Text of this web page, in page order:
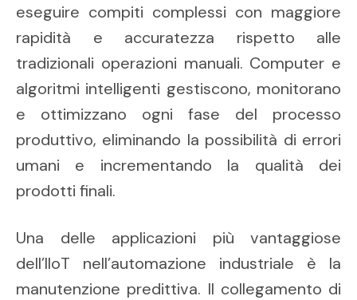
eseguire compiti complessi con maggiore
rapidità e accuratezza rispetto alle
tradizionali operazioni manuali. Computer e
algoritmi intelligenti gestiscono, monitorano
e ottimizzano ogni fase del processo
produttivo, eliminando la possibilità di errori
umani e incrementando la qualità dei
prodotti finali.
Una delle applicazioni più vantaggiose
dell’IIoT nell’automazione industriale è la
manutenzione predittiva. Il collegamento di